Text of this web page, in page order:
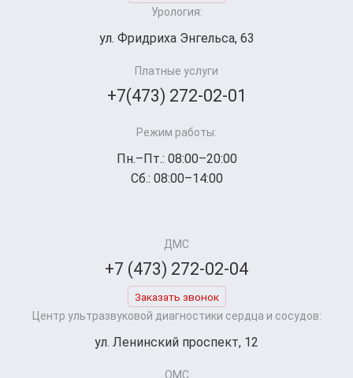
Урология:
ул. Фридриха Энгельса, 63
Платные услуги
+7(473) 272-02-01
Режим работы:
Пн.–Пт.: 08:00–20:00
Сб.: 08:00–14:00
ДМС
+7 (473) 272-02-04
Заказать звонок
Центр ультразвуковой диагностики сердца и сосудов:
ул. Ленинский проспект, 12
ОМС